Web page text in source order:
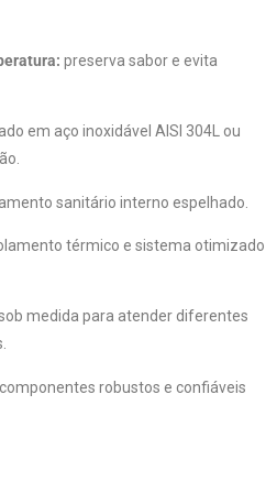
preserva sabor e evita
em aço inoxidável AISI 304L ou
sanitário interno espelhado.
térmico e sistema otimizado
medida para atender diferentes
componentes robustos e confiáveis